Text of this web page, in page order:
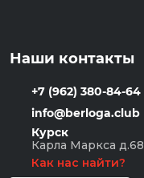
Наши контакты
+7 (962) 380-84-64
info@berloga.club
Курск
Карла Маркса д.68
Как нас найти?